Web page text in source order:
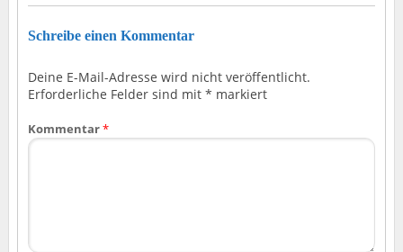
Schreibe einen Kommentar
Deine E-Mail-Adresse wird nicht veröffentlicht.
Erforderliche Felder sind mit * markiert
Kommentar*